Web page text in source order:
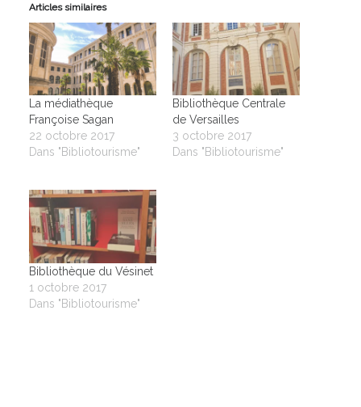
Articles similaires
La médiathèque
Françoise Sagan
22 octobre 2017
Dans "Bibliotourisme"
Bibliothèque Centrale
de Versailles
3 octobre 2017
Dans "Bibliotourisme"
Bibliothèque du Vésinet
1 octobre 2017
Dans "Bibliotourisme"